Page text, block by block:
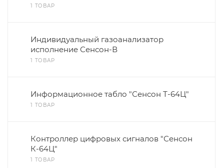
1 ТОВАР
Индивидуальный газоанализатор
исполнение Сенсон-В
1 ТОВАР
Информационное табло "Сенсон Т-64Ц"
1 ТОВАР
Контроллер цифровых сигналов "Сенсон
К-64Ц"
1 ТОВАР